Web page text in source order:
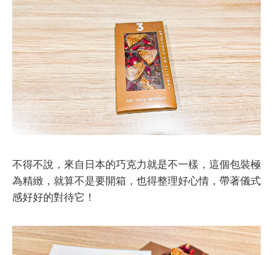
不得不說，來自日本的巧克力就是不一樣，這個包裝極
為精緻，就算不是要開箱，也得整理好心情，帶著儀式
感好好的對待它！